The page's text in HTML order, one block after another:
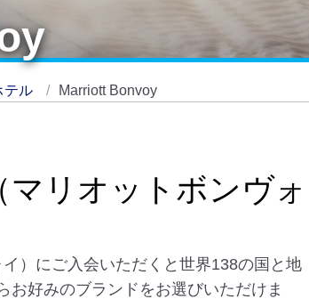
テル Marriott Bonvoy
リオットボンヴォ
）にご入会いただくと世界138の国と地
お好みのブランドをお選びいただけま